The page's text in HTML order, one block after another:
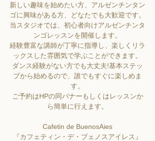
新しい趣味を始めたい方、アルゼンチンタン
ゴに興味がある方、どなたでも大歓迎です。
当スタジオでは、初心者向けアルゼンチンタ
ンゴレッスンを開催します。
経験豊富な講師が丁寧に指導し、楽しくリラ
ックスした雰囲気で学ぶことができます。
ダンス経験がない方でも大丈夫!基本ステッ
プから始めるので、誰でもすぐに楽しめま
す。
ご予約はHPの同バナーもしくはレッスンか
ら簡単に行えます。
Cafetin de BuenosAies
『カフェティン・デ・ブェノスアイレス』